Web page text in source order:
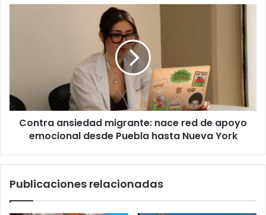
emocional
desde
Puebla
Contra ansiedad migrante: nace red de apoyo
emocional desde Puebla hasta Nueva York
Publicaciones relacionadas